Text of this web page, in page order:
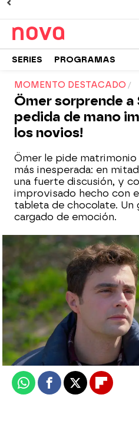
SERIES PROGRAMAS
MOMENTO DESTACADO
Ömer sorprende a
pedida de mano
los novios!
Ömer le pide matrimonio
más inesperada: en
una fuerte discusión, y
improvisado hecho con
tableta de chocolate. Un
cargado de emoción.
Nova
Publicado: 13 de diciembre
WhatsappFacebook
X